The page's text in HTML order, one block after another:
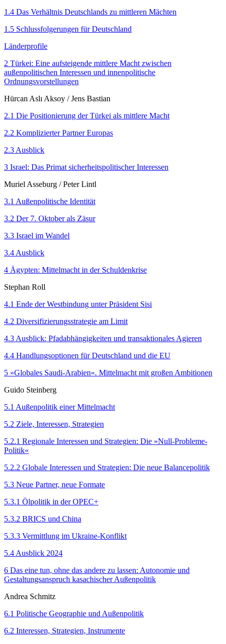
1.4 Das Verhältnis Deutschlands zu mittleren Mächten
1.5 Schlussfolgerungen für Deutschland
Länderprofile
2 Türkei: Eine aufsteigende mittlere Macht zwischen
außenpolitischen Interessen und innenpolitische
Ordnungsvorstellungen
Hürcan Aslı Aksoy / Jens Bastian
2.1 Die Positionierung der Türkei als mittlere Macht
2.2 Komplizierter Partner Europas
2.3 Ausblick
3 Israel: Das Primat sicherheitspolitischer Interessen
Muriel Asseburg / Peter Lintl
3.1 Außenpolitische Identität
3.2 Der 7. Oktober als Zäsur
3.3 Israel im Wandel
3.4 Ausblick
4 Ägypten: Mittelmacht in der Schuldenkrise
Stephan Roll
4.1 Ende der Westbindung unter Präsident Sisi
4.2 Diversifizierungsstrategie am Limit
4.3 Ausblick: Pfadabhängigkeiten und transaktionales Agieren
4.4 Handlungsoptionen für Deutschland und die EU
5 »Globales Saudi-Arabien«. Mittelmacht mit großen Ambitionen
Guido Steinberg
5.1 Außenpolitik einer Mittelmacht
5.2 Ziele, Interessen, Strategien
5.2.1 Regionale Interessen und Strategien: Die »Null-Probleme-
Politik«
5.2.2 Globale Interessen und Strategien: Die neue Balancepolitik
5.3 Neue Partner, neue Formate
5.3.1 Ölpolitik in der OPEC+
5.3.2 BRICS und China
5.3.3 Vermittlung im Ukraine-Konflikt
5.4 Ausblick 2024
6 Das eine tun, ohne das andere zu lassen: Autonomie und
Gestaltungsanspruch kasachischer Außenpolitik
Andrea Schmitz
6.1 Politische Geographie und Außenpolitik
6.2 Interessen, Strategien, Instrumente